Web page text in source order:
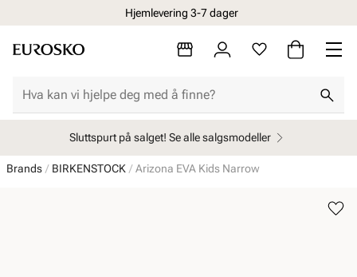
Hjemlevering 3-7 dager
Sluttspurt på salget! Se alle salgsmodeller
Brands BIRKENSTOCK Arizona EVA Kids Narrow